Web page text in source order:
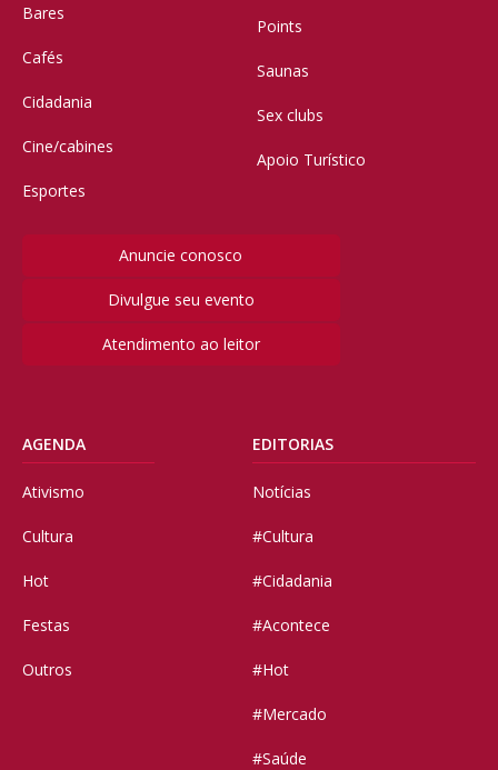
Bares
Cafés
Cidadania
Cine/cabines
Esportes
Points
Saunas
Sex clubs
Apoio Turístico
Anuncie conosco
Divulgue seu evento
Atendimento ao leitor
AGENDA
Ativismo
Cultura
Hot
Festas
Outros
EDITORIAS
Notícias
#Cultura
#Cidadania
#Acontece
#Hot
#Mercado
#Saúde